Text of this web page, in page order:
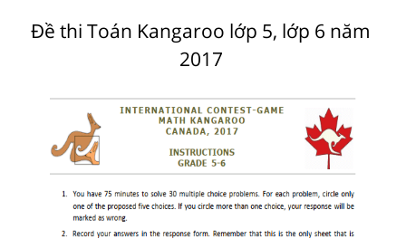
Đề thi Toán Kangaroo lớp 5, lớp 6 năm
2017